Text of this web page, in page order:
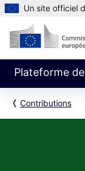
Un site officiel
Plateforme
Contributions